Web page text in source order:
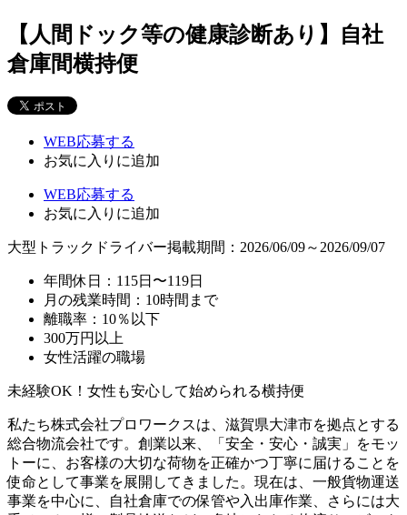
【人間ドック等の健康診断あり】自社
倉庫間横持便
WEB応募する
お気に入り に追加
WEB応募する
お気に入り に追加
大型トラックドライバー掲載期間：2026/06/09～2026/09/07
年間休日：115日〜119日
月の残業時間：10時間まで
離職率：10％以下
300万円以上
女性活躍の職場
未経験OK！女性も安心して始められる横持便
私たち株式会社プロワークスは、滋賀県大津市を拠点とする
総合物流会社です。創業以来、「安全・安心・誠実」をモッ
トーに、お客様の大切な荷物を正確かつ丁寧に届けることを
使命として事業を展開してきました。現在は、一般貨物運送
事業を中心に、自社倉庫での保管や入出庫作業、さらには大